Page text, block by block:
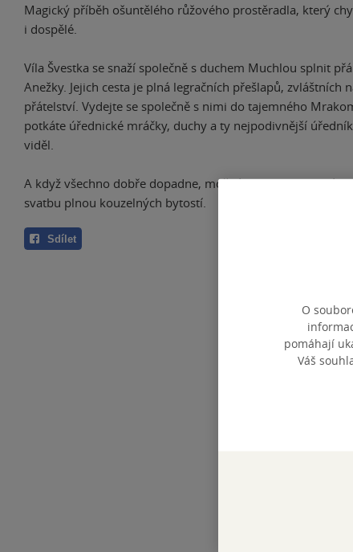
Magický příběh ošuntělého růžového prostěradla, který
i dospělé.
Víla Švestka se snaží společně s duchem Muchlou splnit
Anežky. Jejich cesta je plná legračních přešlapů, zvláštních
přátelství. Vydejte se společně s nimi do tajemného
potkáte úřednické mráčky, duchy a ty nejpodivnější
viděl.
A když všechno dobře dopadne, možná dostanete
svatbu plnou kouzelných bytostí.
Sdílet
O
pomáhají
Váš